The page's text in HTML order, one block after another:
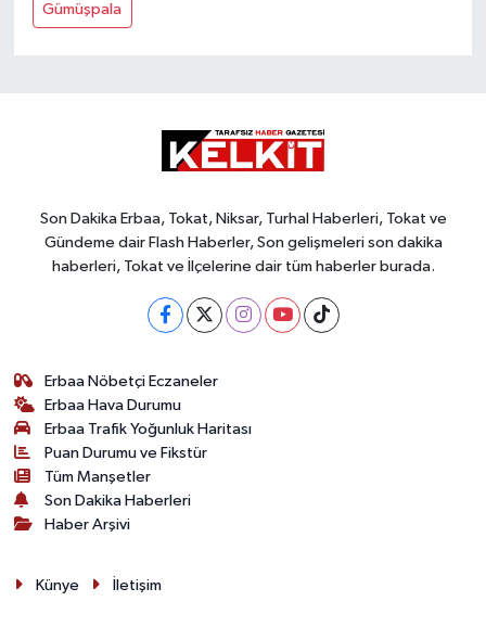
Gümüşpala
Son Dakika Erbaa, Tokat, Niksar, Turhal Haberleri, Tokat ve
Gündeme dair Flash Haberler, Son gelişmeleri son dakika
haberleri, Tokat ve İlçelerine dair tüm haberler burada.
Erbaa Nöbetçi Eczaneler
Erbaa Hava Durumu
Erbaa Trafik Yoğunluk Haritası
Puan Durumu ve Fikstür
Tüm Manşetler
Son Dakika Haberleri
Haber Arşivi
Künye İletişim